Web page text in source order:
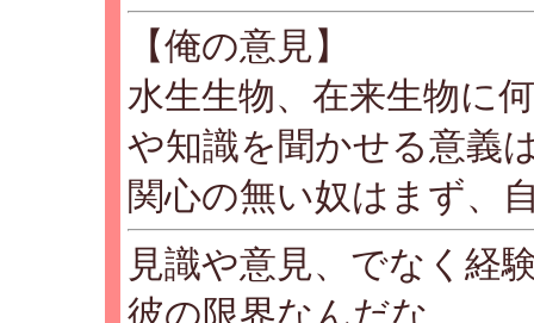
【俺の意見】
水生生物、在来生物に
や知識を聞かせる意義
関心の無い奴はまず、
見識や意見、でなく経
彼の限界なんだな